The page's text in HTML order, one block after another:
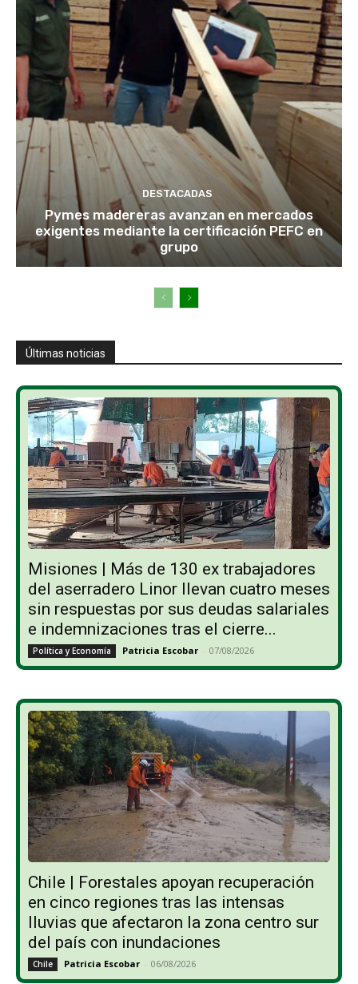
DESTACADAS
Pymes madereras avanzan en mercados
exigentes mediante la certificación PEFC en
grupo
Últimas noticias
Misiones | Más de 130 ex trabajadores
del aserradero Linor llevan cuatro meses
sin respuestas por sus deudas salariales
e indemnizaciones tras el cierre...
Política y Economía Patricia Escobar - 07/08/2026
Chile | Forestales apoyan recuperación
en cinco regiones tras las intensas
lluvias que afectaron la zona centro sur
del país con inundaciones
Chile Patricia Escobar - 06/08/2026